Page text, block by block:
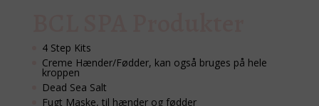
4 Step Kits
Creme Hænder/Fødder, kan også bruges på hele
kroppen
Dead Sea Salt
Fugt Maske, til hænder og fødder